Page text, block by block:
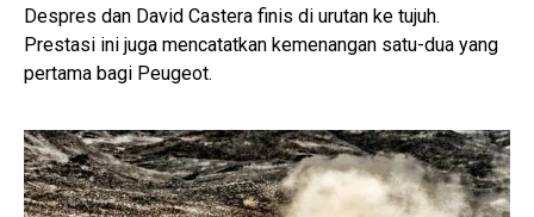
Despres dan David Castera finis di urutan ke tujuh.
Prestasi ini juga mencatatkan kemenangan satu-dua yang
pertama bagi Peugeot.